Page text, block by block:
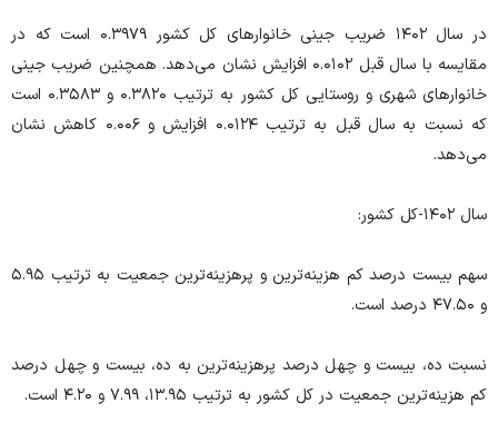
در سال ۱۴۰۲ ضریب جینی خانوار‌های کل کشور ۰.۳۹۷۹ است که در
مقایسه با سال قبل ۰.۰۱۰۲ افزایش نشان می‌دهد. همچنین ضریب جینی
خانوار‌های شهری و روستایی کل کشور به ترتیب ۰.۳۸۲۰ و ۰.۳۵۸۳ است
که نسبت به سال قبل به ترتیب ۰.۰۱۲۴ افزایش و ۰.۰۰۶ کاهش نشان
می‌دهد.
سال ۱۴۰۲-کل کشور:
سهم بیست درصد کم­ هزینه‌ترین و پرهزینه‌ترین جمعیت به ترتیب ۵.۹۵
و ۴۷.۵۰ درصد است.
نسبت ده، بیست و چهل درصد پرهزینه‌ترین به ده، بیست و چهل درصد
کم هزینه‌ترین جمعیت در کل کشور به ترتیب ۱۳.۹۵، ۷.۹۹ و ۴.۲۰ است.